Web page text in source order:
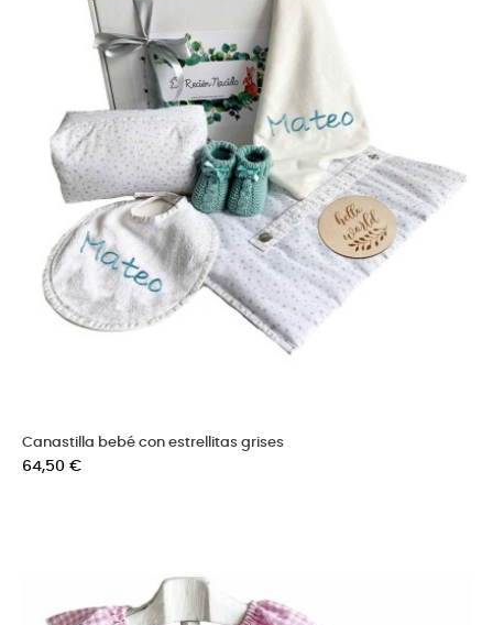
Canastilla bebé con estrellitas grises
Precio
64,50 €